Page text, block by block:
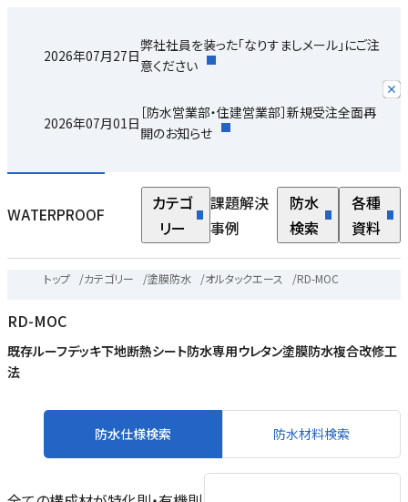
2026年07月27日
弊社社員を装った「なりすましメール」にご注
意ください
2026年07月01日
［防水営業部・住建営業部］新規受注全面再
開のお知らせ
WATERPROOF
カテゴ
リー
課題解決
事例
防水
検索
各種
資料
トップ /カテゴリー /塗膜防水 /オルタックエース /RD-MOC
RD-MOC
既存ルーフデッキ下地断熱シート防水専用ウレタン塗膜防水複合改修工
法
防水仕様検索 防水材料検索